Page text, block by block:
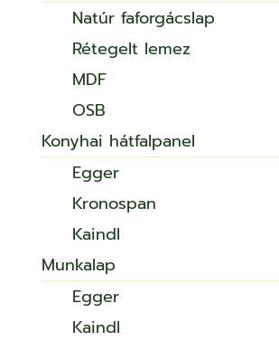
Natúr faforgácslap
Rétegelt lemez
MDF
OSB
Konyhai hátfalpanel
Egger
Kronospan
Kaindl
Munkalap
Egger
Kaindl